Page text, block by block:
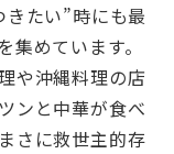
たい”時にも最
めています。
や沖縄料理の店
ンと中華が食べ
さに救世主的存